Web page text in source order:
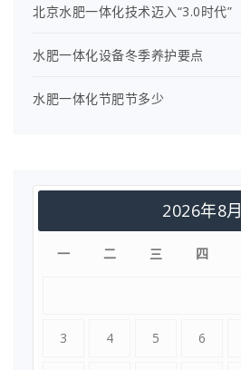
北京水肥一体化技术迈入“3.0时代”
水肥一体化设备冬季养护要点
水肥一体化节肥节多少
2026年8月
一 二 三 四
3 4 5 6